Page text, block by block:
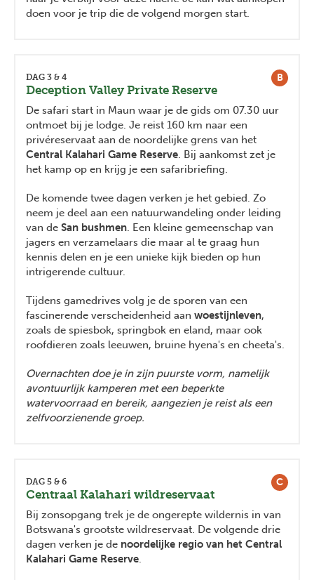
doen voor je trip die de volgend morgen start.
B
DAG 3 & 4
Deception Valley Private Reserve
De safari start in Maun waar je de gids om 07.30 uur
ontmoet bij je lodge. Je reist 160 km naar een
privéreservaat aan de noordelijke grens van het
Central Kalahari Game Reserve. Bij aankomst zet je
het kamp op en krijg je een safaribriefing.
De komende twee dagen verken je het gebied. Zo
neem je deel aan een natuurwandeling onder leiding
van de San bushmen. Een kleine gemeenschap van
jagers en verzamelaars die maar al te graag hun
kennis delen en je een unieke kijk bieden op hun
intrigerende cultuur.
Tijdens gamedrives volg je de sporen van een
fascinerende verscheidenheid aan woestijnleven,
zoals de spiesbok, springbok en eland, maar ook
roofdieren zoals leeuwen, bruine hyena's en cheeta's.
Overnachten doe je in zijn puurste vorm, namelijk
avontuurlijk kamperen met een beperkte
watervoorraad en bereik, aangezien je reist als een
zelfvoorzienende groep.
C
DAG 5 & 6
Centraal Kalahari wildreservaat
Bij zonsopgang trek je de ongerepte wildernis in van
Botswana's grootste wildreservaat. De volgende drie
dagen verken je de noordelijke regio van het Central
Kalahari Game Reserve.